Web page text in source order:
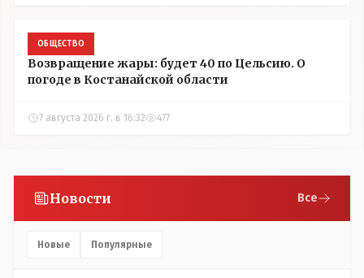
ОБЩЕСТВО
Возвращение жары: будет 40 по Цельсию. О
погоде в Костанайской области
7 августа 2026 г. в 16:32 477
Новости Все
Новые Популярные